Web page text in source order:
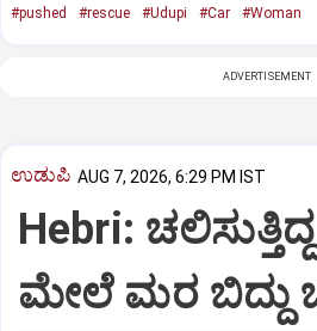
#pushed #rescue #Udupi #Car #Woman
ADVERTISEMENT
ಉಡುಪಿ AUG 7, 2026, 6:29 PM IST
Hebri:
ಮೇಲೆ ಮರ ಬಿದ್ದು